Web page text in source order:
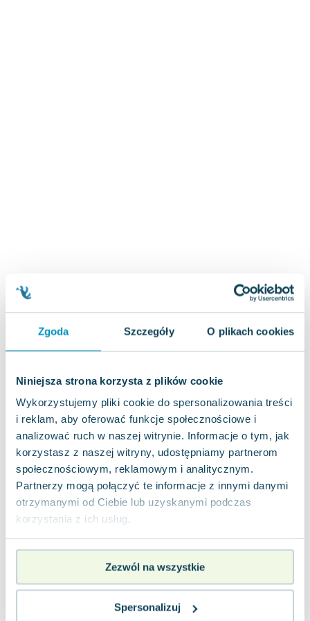
Zgoda Szczegóły O plikach cookies
Niniejsza strona korzysta z plików cookie
Wykorzystujemy pliki cookie do spersonalizowania treści
i reklam, aby oferować funkcje społecznościowe i
analizować ruch w naszej witrynie. Informacje o tym, jak
korzystasz z naszej witryny, udostępniamy partnerom
społecznościowym, reklamowym i analitycznym.
Partnerzy mogą połączyć te informacje z innymi danymi
otrzymanymi od Ciebie lub uzyskanymi podczas
korzystania z ich usług.
Zezwól na wszystkie
Spersonalizuj
Piotr Semka
Jarosław Iwaszkiewicz
Jan Sztaudynger
Oscar Wilde
Maddie Ziegler
Leszek Czarnecki
Joanna Racewicz
Maria Seweryn
Janina Zającówna
Eric Helms
Anna Prus (oprac.)
Nela Mała Reporterka
Barbara Wrzesińska
Terry Pratchett